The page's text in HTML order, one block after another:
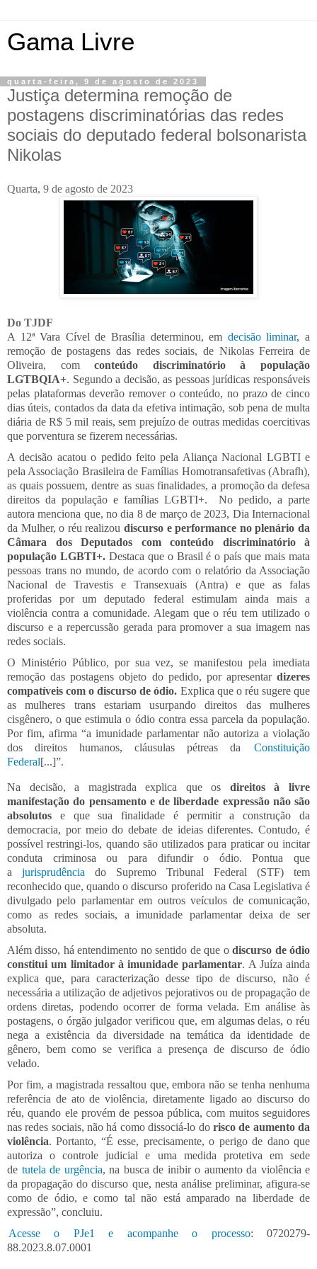
Gama Livre
quarta-feira, 9 de agosto de 2023
Justiça determina remoção de
postagens discriminatórias das redes
sociais do deputado federal bolsonarista
Nikolas
Quarta, 9 de agosto de 2023
Do TJDF
A 12ª Vara Cível de Brasília determinou, em decisão liminar, a
remoção de postagens das redes sociais, de Nikolas Ferreira de
Oliveira, comconteúdo discriminatório
à população
LGTBQIA+. Segundo a decisão, as pessoas jurídicas responsáveis
pelas plataformas deverão remover o conteúdo, no prazo de cinco
dias úteis, contados da data da efetiva intimação, sob pena de multa
diária de R$ 5 mil reais, sem prejuízo de outras medidas coercitivas
que porventura se fizerem necessárias.
A decisão acatou o pedido feito pela Aliança Nacional LGBTI e
pela Associação Brasileira de Famílias Homotransafetivas (Abrafh),
as quais possuem, dentre as suas finalidades, a promoção da defesa
direitos da população e famílias LGBTI+. No pedido, a parte
autora menciona que, no dia 8 de março de 2023, Dia Internacional
da Mulher, o réu realizou discurso e performance no plenário da
Câmara dos Deputados com conteúdo discriminatório à
população LGBTI+.Destaca que o Brasil é o país que mais mata
pessoas trans no mundo, de acordo com o relatório da Associação
Nacional de Travestis e Transexuais (Antra) e que as falas
proferidas por um deputado federal estimulam ainda mais a
violência contra a comunidade. Alegam que o réu tem utilizado o
discurso e a repercussão gerada para promover a sua imagem nas
redes sociais.
O Ministério Público, por sua vez, se manifestou pela imediata
remoção das postagens objeto do pedido, por apresentar dizeres
compatíveis com o discurso de ódio. Explica que o réu sugere que
as mulheres trans estariam usurpando direitos das mulheres
cisgênero, o que estimula o ódio contra essa parcela da população.
Por fim, afirma “a imunidade parlamentar não autoriza a violação
dos direitos humanos, cláusulas pétreas da
Constituição
Federal[...]”.
Na decisão, a magistrada explica que os direitos à livre
manifestação do pensamento e de liberdade expressão não são
absolutos e que sua finalidade é permitir a construção da
democracia, por meio do debate de ideias diferentes. Contudo, é
possível restringi-los, quando são utilizados para praticar ou incitar
conduta criminosa ou para difundir o ódio. Pontua que
a jurisprudência do Supremo Tribunal Federal (STF) tem
reconhecido que, quando o discurso proferido na Casa Legislativa é
divulgado pelo parlamentar em outros veículos de comunicação,
como as redes sociais, a imunidade parlamentar deixa de ser
absoluta.
Além disso, há entendimento no sentido de que odiscurso de ódio
constitui um limitador à imunidade parlamentar. A Juíza ainda
explica que, para caracterização desse tipo de discurso, não é
necessária a utilização de adjetivos pejorativos ou de propagação de
ordens diretas, podendo ocorrer de forma velada. Em análise às
postagens, o órgão julgador verificou que, em algumas delas, o réu
nega a existência da diversidade na temática da identidade de
gênero, bem como se verifica a presença de discurso de ódio
velado.
Por fim, a magistrada ressaltou que, embora não se tenha nenhuma
referência de ato de violência, diretamente ligado ao discurso do
réu, quando ele provém de pessoa pública, com muitos seguidores
nas redes sociais, não há como dissociá-lo dorisco de aumento da
violência. Portanto, “É esse, precisamente, o perigo de dano que
autoriza o controle judicial e uma medida protetiva em sede
de tutela de urgência, na busca de inibir o aumento da violência e
da propagação do discurso que, nesta análise preliminar, afigura-se
como de ódio, e como tal não está amparado na liberdade de
expressão”, concluiu.
Acesse o PJe1 e acompanhe o processo: 0720279-
88.2023.8.07.0001